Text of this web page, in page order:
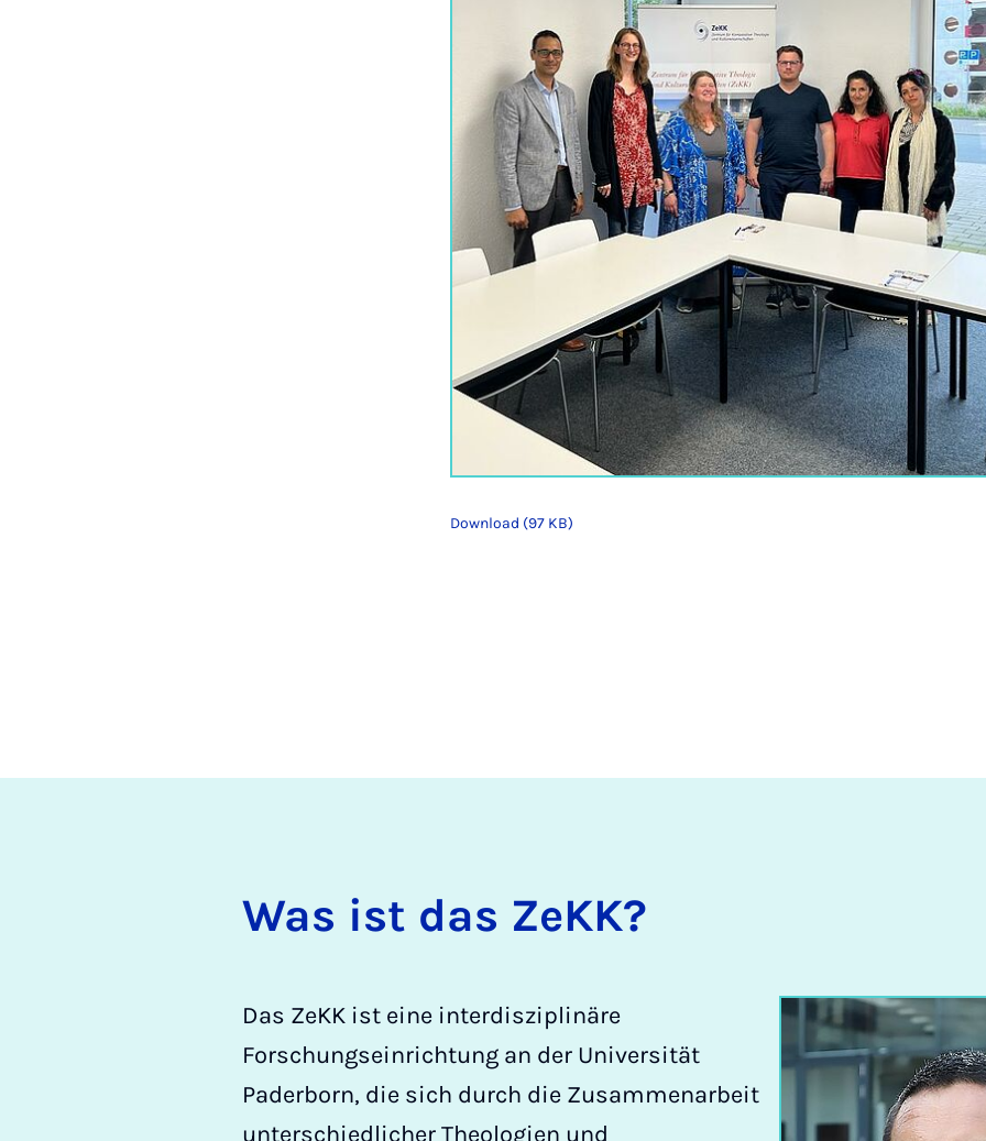
Download (97 KB)
Was ist das ZeKK?
Das ZeKK ist eine interdisziplinäre
Forschungseinrichtung an der Universität
Paderborn, die sich durch die Zusammenarbeit
unterschiedlicher Theologien und